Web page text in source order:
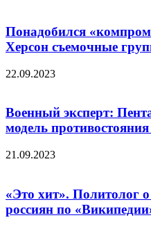
Понадобился
Херсон съемочные
22.09.2023
Военный эксперт:
модель
21.09.2023
«Это хит». Политолог
россиян по